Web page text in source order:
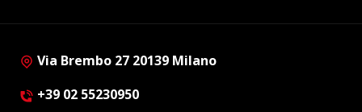
Via Brembo 27 20139 Milano
+39 02 55230950